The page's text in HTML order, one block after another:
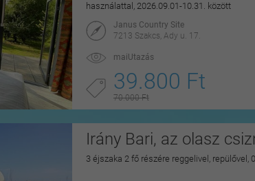
használattal, 2026.09.01-10.31. között
Janus Country Site
7213 Szakcs, Ady u. 17.
maiUtazás
39.800 Ft
70.000 Ft
Irány Bari, az olasz
3 éjszaka 2 fő részére reggelivel, repülővel,